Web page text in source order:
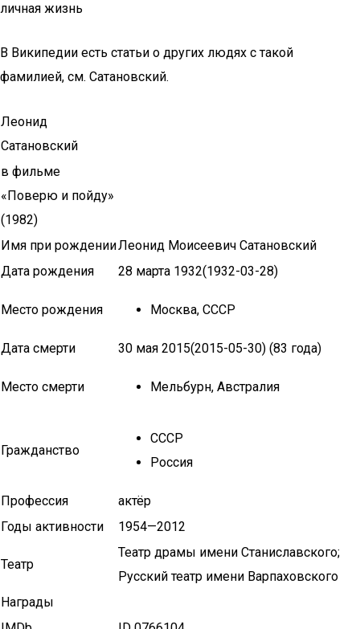
личная жизнь
В Википедии есть статьи о других людях с такой
фамилией, см. Сатановский.
Леонид
Сатановский
в фильме
«Поверю и пойду»
(1982)
Имя при рожденииЛеонид Моисеевич Сатановский
Дата рождения
28 марта 1932(1932-03-28)
Место рождения Москва, СССР
Дата смерти 30 мая 2015(2015-05-30) (83 года)
Место смерти Мельбурн, Австралия
Гражданство
СССР
Россия
Профессия
актёр
Годы активности
1954—2012
Театр
Театр драмы имени Станиславского;
Русский театр имени Варпаховского
Награды